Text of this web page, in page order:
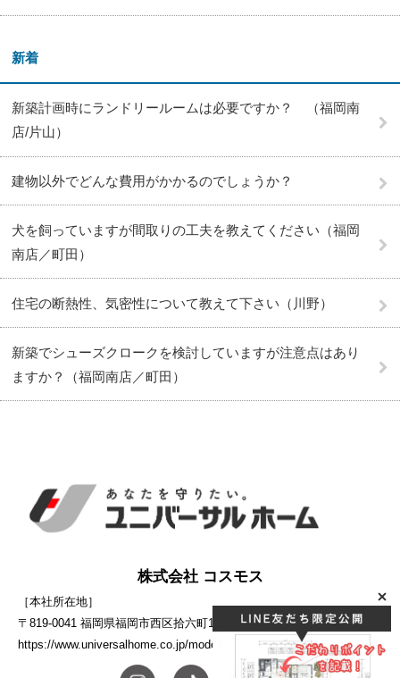
新着
新築計画時にランドリールームは必要ですか？ （福岡南
店/片山）
建物以外でどんな費用がかかるのでしょうか？
犬を飼っていますが間取りの工夫を教えてください（福岡
南店／町田）
住宅の断熱性、気密性について教えて下さい（川野）
新築でシューズクロークを検討していますが注意点はあり
ますか？（福岡南店／町田）
株式会社 コスモス
［本社所在地］
〒819-0041 福岡県福岡市西区拾六町1-10-5
https://www.universalhome.co.jp/modelhouse/cosmos/